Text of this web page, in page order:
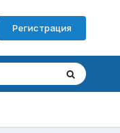
Регистрация